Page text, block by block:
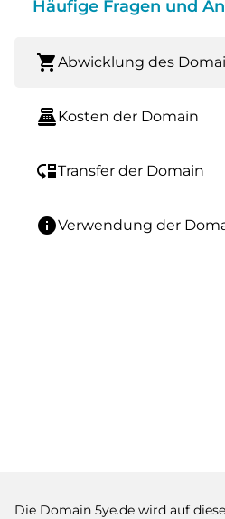
Häufige Fragen und
shopping_cartAbwicklung des
point_of_saleKosten der Domain
move_downTransfer der Domain
infoVerwendung der
Die Domain 5ye.de wird auf